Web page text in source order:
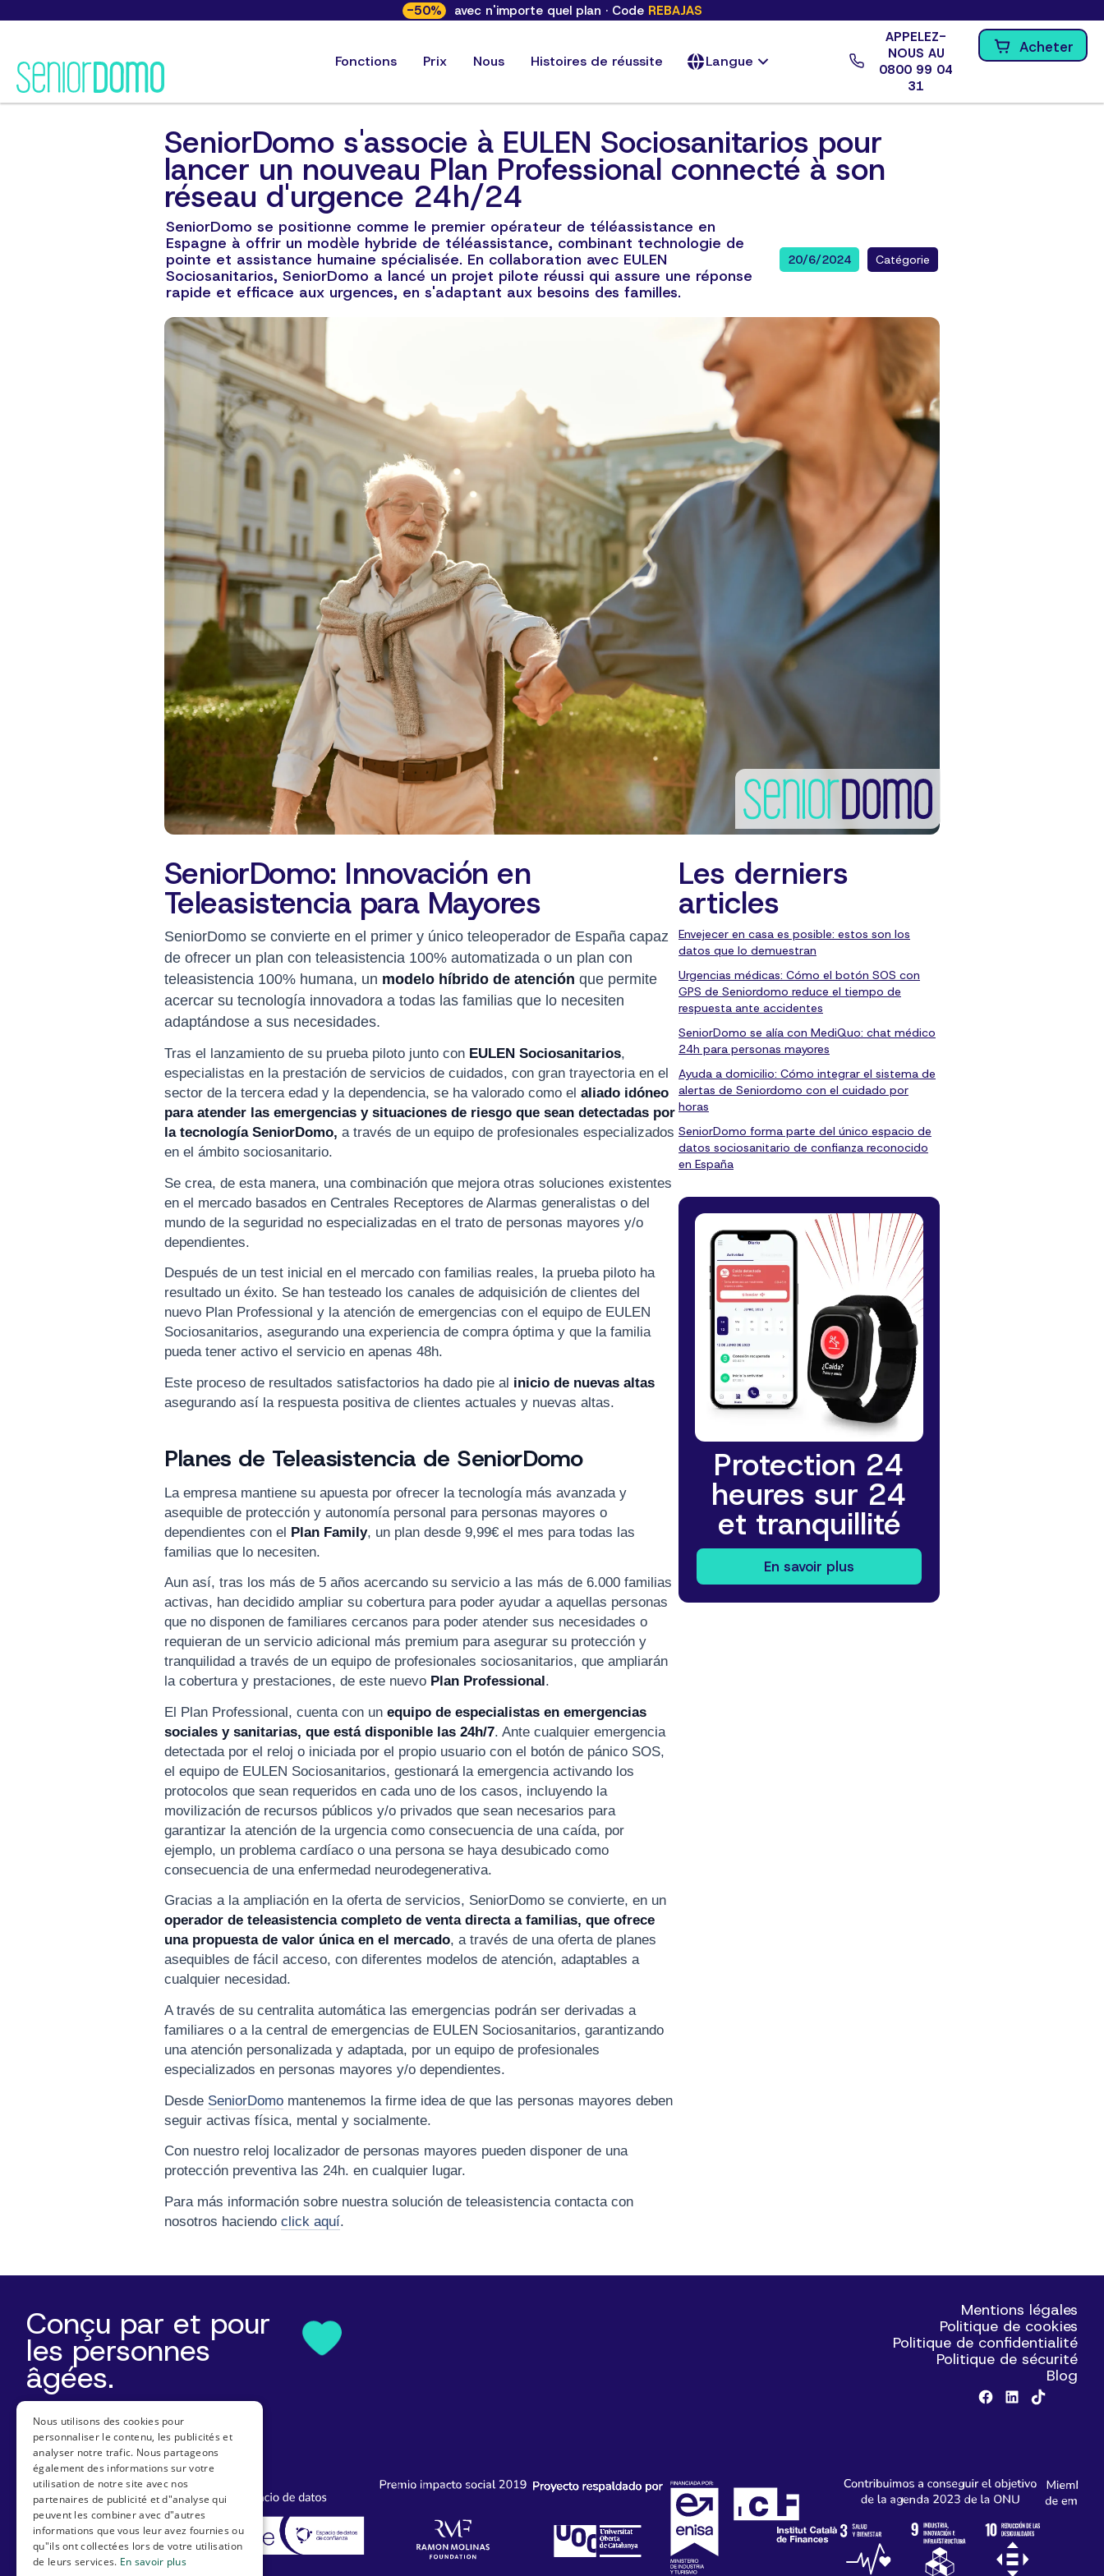
-50% avec n'importe quel plan · Code REBAJAS
Fonctions Prix Nous Histoires de réussite Langue
APPELEZ-
NOUS AU
0800 99 04
31
Acheter
SeniorDomo s'associe à EULEN Sociosanitarios pour
lancer un nouveau Plan Professional connecté à son
réseau d'urgence 24h/24
SeniorDomo se positionne comme le premier opérateur de téléassistance en
Espagne à offrir un modèle hybride de téléassistance, combinant technologie de
pointe et assistance humaine spécialisée. En collaboration avec EULEN
Sociosanitarios, SeniorDomo a lancé un projet pilote réussi qui assure une réponse
rapide et efficace aux urgences, en s'adaptant aux besoins des familles.
20/6/2024 Catégorie
SeniorDomo: Innovación en
Teleasistencia para Mayores
SeniorDomo se convierte en el primer y único teleoperador de España capaz
de ofrecer un plan con teleasistencia 100% automatizada o un plan con
teleasistencia 100% humana, un modelo híbrido de atención que permite
acercar su tecnología innovadora a todas las familias que lo necesiten
adaptándose a sus necesidades.
Tras el lanzamiento de su prueba piloto junto con EULEN Sociosanitarios,
especialistas en la prestación de servicios de cuidados, con gran trayectoria en el
sector de la tercera edad y la dependencia, se ha valorado como el aliado idóneo
para atender las emergencias y situaciones de riesgo que sean detectadas por
la tecnología SeniorDomo, a través de un equipo de profesionales especializados
en el ámbito sociosanitario.
Se crea, de esta manera, una combinación que mejora otras soluciones existentes
en el mercado basados en Centrales Receptores de Alarmas generalistas o del
mundo de la seguridad no especializadas en el trato de personas mayores y/o
dependientes.
Después de un test inicial en el mercado con familias reales, la prueba piloto ha
resultado un éxito. Se han testeado los canales de adquisición de clientes del
nuevo Plan Professional y la atención de emergencias con el equipo de EULEN
Sociosanitarios, asegurando una experiencia de compra óptima y que la familia
pueda tener activo el servicio en apenas 48h.
Este proceso de resultados satisfactorios ha dado pie al inicio de nuevas altas
asegurando así la respuesta positiva de clientes actuales y nuevas altas.
Planes de Teleasistencia de SeniorDomo
La empresa mantiene su apuesta por ofrecer la tecnología más avanzada y
asequible de protección y autonomía personal para personas mayores o
dependientes con el Plan Family, un plan desde 9,99€ el mes para todas las
familias que lo necesiten.
Aun así, tras los más de 5 años acercando su servicio a las más de 6.000 familias
activas, han decidido ampliar su cobertura para poder ayudar a aquellas personas
que no disponen de familiares cercanos para poder atender sus necesidades o
requieran de un servicio adicional más premium para asegurar su protección y
tranquilidad a través de un equipo de profesionales sociosanitarios, que ampliarán
la cobertura y prestaciones, de este nuevo Plan Professional .
El Plan Professional, cuenta con un equipo de especialistas en emergencias
sociales y sanitarias, que está disponible las 24h/7. Ante cualquier emergencia
detectada por el reloj o iniciada por el propio usuario con el botón de pánico SOS,
el equipo de EULEN Sociosanitarios, gestionará la emergencia activando los
protocolos que sean requeridos en cada uno de los casos, incluyendo la
movilización de recursos públicos y/o privados que sean necesarios para
garantizar la atención de la urgencia como consecuencia de una caída, por
ejemplo, un problema cardíaco o una persona se haya desubicado como
consecuencia de una enfermedad neurodegenerativa.
Gracias a la ampliación en la oferta de servicios, SeniorDomo se convierte, en un
operador de teleasistencia completo de venta directa a familias, que ofrece
una propuesta de valor única en el mercado, a través de una oferta de planes
asequibles de fácil acceso, con diferentes modelos de atención, adaptables a
cualquier necesidad.
A través de su centralita automática las emergencias podrán ser derivadas a
familiares o a la central de emergencias de EULEN Sociosanitarios, garantizando
una atención personalizada y adaptada, por un equipo de profesionales
especializados en personas mayores y/o dependientes.
Desde SeniorDomo mantenemos la firme idea de que las personas mayores deben
seguir activas física, mental y socialmente.
Con nuestro reloj localizador de personas mayores pueden disponer de una
protección preventiva las 24h. en cualquier lugar.
Para más información sobre nuestra solución de teleasistencia contacta con
nosotros haciendo click aquí.
Les derniers
articles
Envejecer en casa es posible: estos son los
datos que lo demuestran
Urgencias médicas: Cómo el botón SOS con
GPS de Seniordomo reduce el tiempo de
respuesta ante accidentes
SeniorDomo se alía con MediQuo: chat médico
24h para personas mayores
Ayuda a domicilio: Cómo integrar el sistema de
alertas de Seniordomo con el cuidado por
horas
SeniorDomo forma parte del único espacio de
datos sociosanitario de confianza reconocido
en España
Protection 24
heures sur 24
et tranquillité
En savoir plus
Conçu par et pour
les personnes
âgées.
Mentions légales
Politique de cookies
Politique de confidentialité
Politique de sécurité
Blog
Diplômes et récompenses
Nous utilisons des cookies pour
personnaliser le contenu, les publicités et
analyser notre trafic. Nous partageons
également des informations sur votre
utilisation de notre site avec nos
partenaires de publicité et d"analyse qui
peuvent les combiner avec d"autres
informations que vous leur avez fournies ou
qu"ils ont collectées lors de votre utilisation
de leurs services. En savoir plus